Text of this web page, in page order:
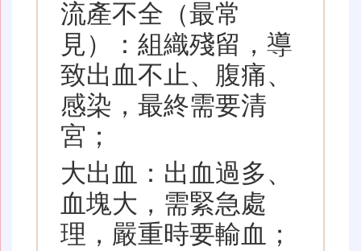
流產不全（最常
見）：組織殘留，導
致出血不止、腹痛、
感染，最終需要清
宮；
大出血：出血過多、
血塊大，需緊急處
理，嚴重時要輸血；